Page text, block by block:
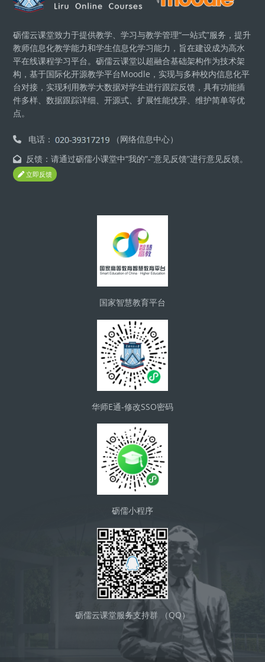
砺儒云课堂致力于提供教学、学习与教学管理“一站式”服务，提升
教师信息化教学能力和学生信息化学习能力，旨在建设成为高水
平在线课程学习平台。砺儒云课堂以超融合基础架构作为技术架
构，基于国际化开源教学平台Moodle，实现与多种校内信息化平
台对接，实现利用教学大数据对学生进行跟踪反馈，具有功能插
件多样、数据跟踪详细、开源式、扩展性能优异、维护简单等优
点。
电话：
（网络信息中心）
反馈：请通过砺儒小课堂中“我的”-“意见反馈”进行意见反馈。
立即反馈
国家智慧教育平台
华师E通-修改SSO密码
砺儒小程序
砺儒云课堂服务支持群 （QQ）